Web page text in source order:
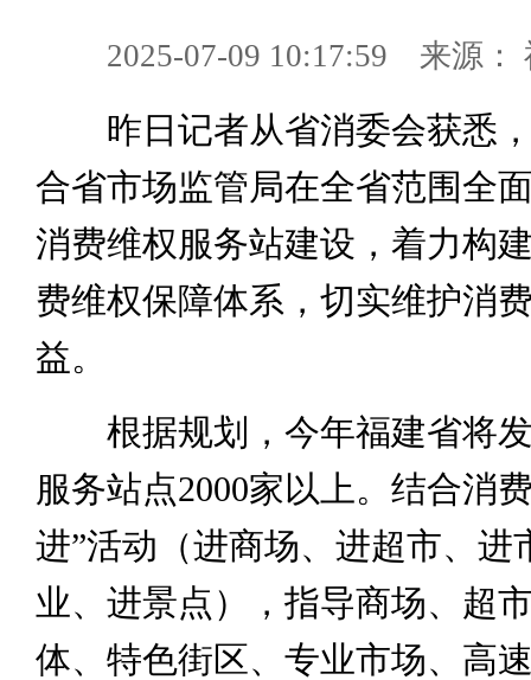
2025-07-09 10:17:59 来源：
昨日记者从省消委会获悉，
合省市场监管局在全省范围全
消费维权服务站建设，着力构
费维权保障体系，切实维护消
益。
根据规划，今年福建省将发
服务站点2000家以上。结合消
进”活动（进商场、进超市、进
业、进景点），指导商场、超
体、特色街区、专业市场、高